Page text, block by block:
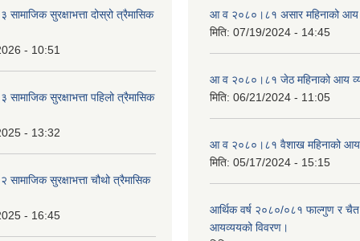
सुरक्षाभत्ता दोस्रो त्रैमासिक
- 10:51
सुरक्षाभत्ता पहिलो त्रैमासिक
- 13:32
सुरक्षाभत्ता चौथो त्रैमासिक
- 16:45
आ व २०८०।८१ असार महिनाको आय
मिति: 07/19/2024 - 14:45
आ व २०८०।८१ जेठ महिनाको आय
मिति: 06/21/2024 - 11:05
आ व २०८०।८१ वैशाख महिनाको आय
मिति: 05/17/2024 - 15:15
आर्थिक वर्ष २०८०/०८१ फाल्गुण र चैत
आयव्ययको विवरण।